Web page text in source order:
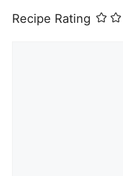
Recipe Rating